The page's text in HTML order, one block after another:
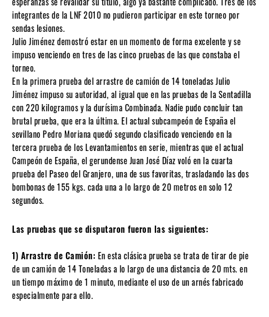
integrantes de la LNF 2010 no pudieron participar en este torneo por
sendas lesiones.
Julio Jiménez demostró estar en un momento de forma excelente y se
impuso venciendo en tres de las cinco pruebas de las que constaba el
torneo.
En la primera prueba del arrastre de camión de 14 toneladas Julio
Jiménez impuso su autoridad, al igual que en las pruebas de la Sentadilla
con 220 kilogramos y la durísima Combinada. Nadie pudo concluir tan
brutal prueba, que era la última. El actual subcampeón de España el
sevillano Pedro Moriana quedó segundo clasificado venciendo en la
tercera prueba de los Levantamientos en serie, mientras que el actual
Campeón de España, el gerundense Juan José Díaz voló en la cuarta
prueba del Paseo del Granjero, una de sus favoritas, trasladando las dos
bombonas de 155 kgs. cada una a lo largo de 20 metros en solo 12
segundos.
Las pruebas que se disputaron fueron las siguientes:
1) Arrastre de Camión: En esta clásica prueba se trata de tirar de pie
de un camión de 14 Toneladas a lo largo de una distancia de 20 mts. en
un tiempo máximo de 1 minuto, mediante el uso de un arnés fabricado
especialmente para ello.